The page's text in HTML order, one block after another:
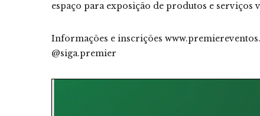
espaço para exposição de produtos e serviços
Informações e inscrições
@siga.premier